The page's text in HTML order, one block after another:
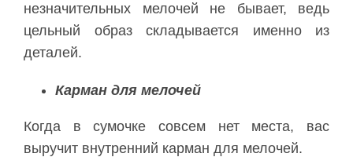
незначительных мелочей не бывает, ведь
цельный образ складывается именно из
деталей.
Карман для мелочей
Когда в сумочке совсем нет места, вас
выручит внутренний карман для мелочей.